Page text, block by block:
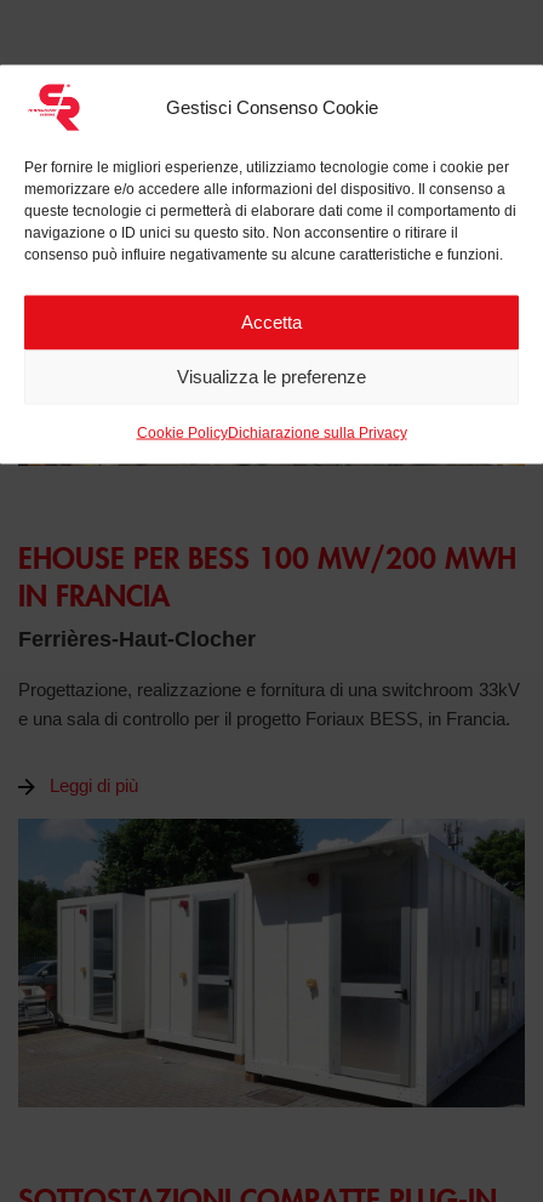
Gestisci Consenso Cookie
Per fornire le migliori esperienze, utilizziamo tecnologie come i cookie per
memorizzare e/o accedere alle informazioni del dispositivo. Il consenso a
queste tecnologie ci permetterà di elaborare dati come il comportamento di
navigazione o ID unici su questo sito. Non acconsentire o ritirare il
consenso può influire negativamente su alcune caratteristiche e funzioni.
Accetta
Visualizza le preferenze
Cookie PolicyDichiarazione sulla Privacy
Progetti correlati a
EHOUSE PER BESS 100 MW/200 MWH
IN FRANCIA
Ferrières-Haut-Clocher
Progettazione, realizzazione e fornitura di una switchroom 33kV
e una sala di controllo per il progetto Foriaux BESS, in Francia.
Leggi di più